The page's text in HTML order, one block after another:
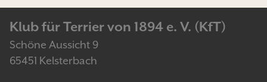
Klub für Terrier von 1894 e. V. (KfT)
Schöne Aussicht 9
65451 Kelsterbach